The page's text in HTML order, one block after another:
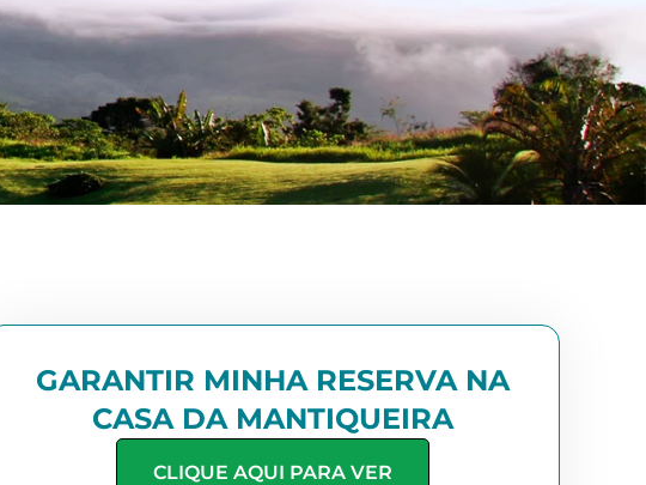
GARANTIR MINHA RESERVA NA
CASA DA MANTIQUEIRA
CLIQUE AQUI PARA VER